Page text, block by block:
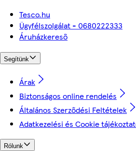
Tesco.hu
Ügyfélszolgálat - 0680222333
Áruházkereső
Segítünk
Árak
Biztonságos online rendelés
Általános Szerződési Feltételek
Adatkezelési és Cookie
Rólunk